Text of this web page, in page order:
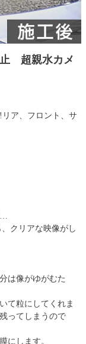
止 超親水カメ
リア、フロント、サ
…
クリアな映像がし
は像がゆがむた
て粒にしてくれま
ってしまうので
にします。